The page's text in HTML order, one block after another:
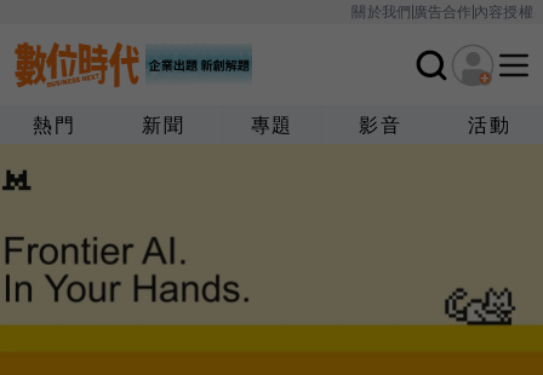
關於我們廣告合作內容授權
熱門 新聞 專題 影音 活動